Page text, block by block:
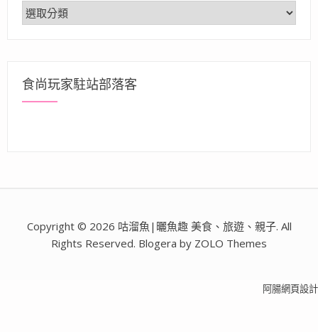
分
類
食尚玩家駐站部落客
Copyright © 2026 咕溜魚|曬魚趣 美食、旅遊、親子. All
Rights Reserved. Blogera by ZOLO Themes
阿腸網頁設計